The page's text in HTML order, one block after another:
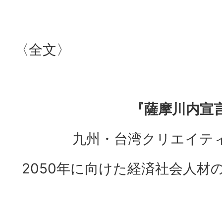
〈全文〉
『薩摩川内宣
九州・台湾クリエイテ
2050年に向けた経済社会人材